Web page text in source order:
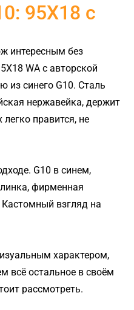
95Х18 с
интересным без
WA с авторской
из синего G10. Сталь
нержавейка, держит
правится, не
G10 в синем,
фирменная
взгляд на
характером,
всё остальное в своём
рассмотреть.